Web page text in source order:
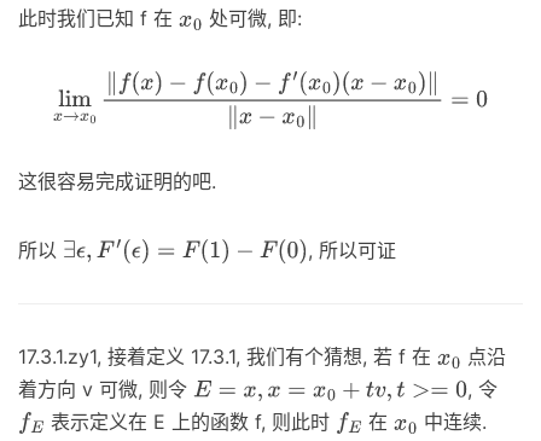
此时我们已知 f 在 x0 处可微, 即:
→x0‖f (x) −f(x0) −f′ (x0)(x−x0 )‖‖ x−x0
这很容易完成证明的吧.
所以 ∃ϵ F′( ϵ)=F (1) −F(0) , 所以可证
17.3.1.zy1, 接着定义 17.3.1, 我们有个猜想, 若 f 在 x0 点沿
着方向 v 可微, 则令 E= x,x =x 0+tv t>=0
, 令
fE 表示定义在 E 上的函数 f, 则此时 fE 在 x0 中连续.